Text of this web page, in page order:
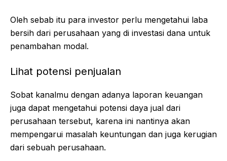
Oleh sebab itu para investor perlu mengetahui laba
bersih dari perusahaan yang di investasi dana untuk
penambahan modal.
Lihat potensi penjualan
Sobat kanalmu dengan adanya laporan keuangan
juga dapat mengetahui potensi daya jual dari
perusahaan tersebut, karena ini nantinya akan
mempengarui masalah keuntungan dan juga kerugian
dari sebuah perusahaan.